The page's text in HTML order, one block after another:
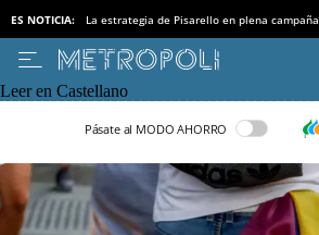
ES NOTICIA: La estrategia de Pisarello en plena campaña
Leer en Castellano
Pásate al MODO AHORRO